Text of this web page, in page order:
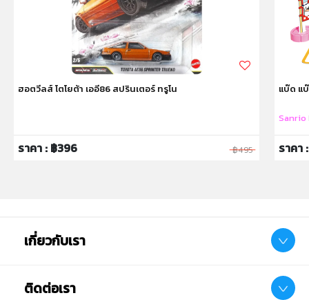
ฮอตวีลส์ โตโยต้า เออี86 สปรินเตอร์ ทรูโน
ราคา : ฿396 ฿495
แบ๊ด แ
Sanrio
ราคา
เกี่ยวกับเรา
ติดต่อเรา